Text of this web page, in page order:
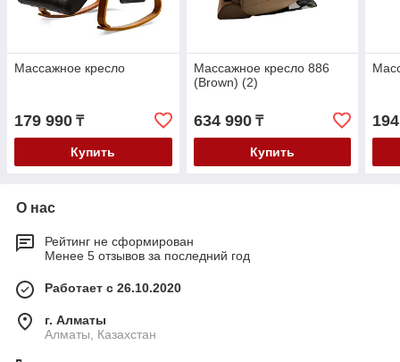
Массажное кресло
179 990 ₸
Купить
Массажное кресло 886
(Brown) (2)
634 990₸
Купить
О нас
Рейтинг не сформирован
Менее 5 отзывов за последний год
Работает с 26.10.2020
г. Алматы
Алматы, Казахстан